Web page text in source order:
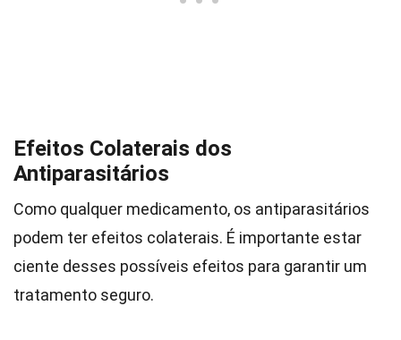
Efeitos Colaterais dos
Antiparasitários
Como qualquer medicamento, os antiparasitários
podem ter efeitos colaterais. É importante estar
ciente desses possíveis efeitos para garantir um
tratamento seguro.